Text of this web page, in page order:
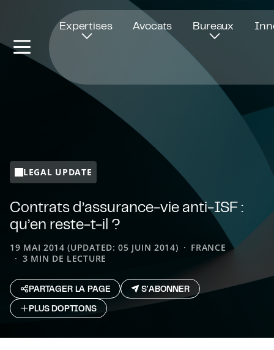
Expertises Avocats Bureaux
LEGAL UPDATE
Contrats d’assurance-vie anti-ISF :
qu’en reste-t-il ?
19 MAI 2014 (UPDATED: 05 JUIN 2014)
FRANCE
3 MIN DE LECTURE
PARTAGER LA PAGE
S'ABONNER
PLUS D`OPTIONS
Ouvre dans une nouvelle fenêtre